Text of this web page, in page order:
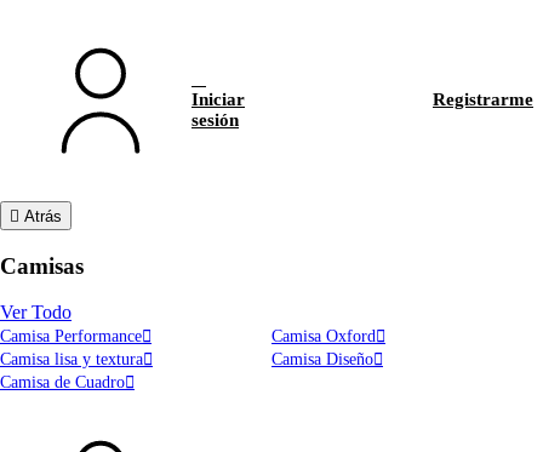
Iniciar
sesión
Registrarme
Atrás
Camisas
Ver Todo
Camisa Performance
Camisa Oxford
Camisa lisa y textura
Camisa Diseño
Camisa de Cuadro